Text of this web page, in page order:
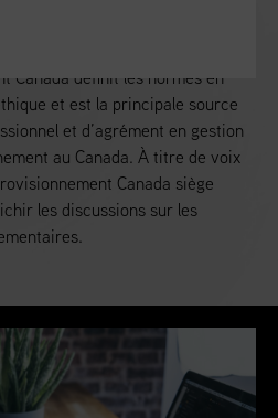
économique du Canada
Canada définit les normes en
et est la principale source
et d’agrément en gestion
au Canada. À titre de voix
Canada siège
les discussions sur les